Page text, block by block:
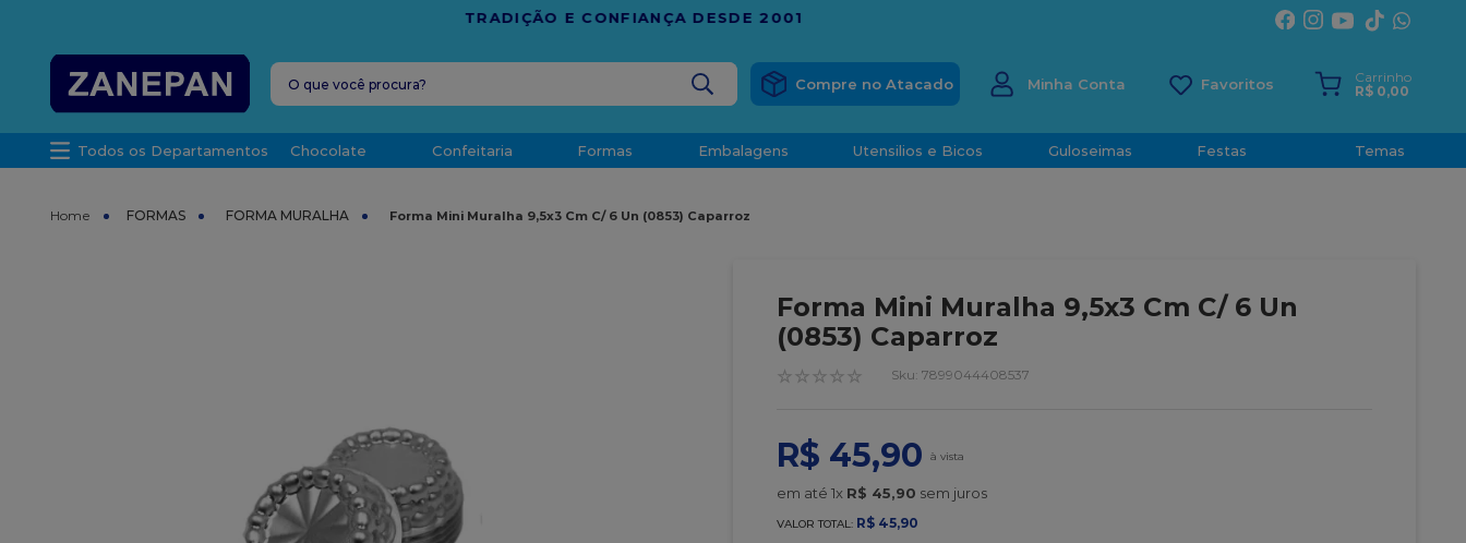
FRETE GRÁTISEM COMPRAS ACIMA DE R$ 1.000,00 PARA O ESPÍRITO SANTO
O que você procura?
Minha Conta
Carrinho
R$ 0,00
Todos os Departamentos Chocolate Confeitaria Formas Embalagens Utensilios e Bicos Guloseimas Festas Temas
FORMAS FORMA MURALHA Forma Mini Muralha 9,5x3 Cm C/ 6 Un (0853) Caparroz
Forma Mini Muralha 9,5x3 Cm C/ 6 Un
(0853) Caparroz
☆ ☆ ☆ ☆ ☆ : 7899044408537
R$ 45,90
em até 1x R$ 45,90 sem juros
VALOR TOTAL: R$ 45,90
leite condensado
8º
caixa kraft
10º chocolate